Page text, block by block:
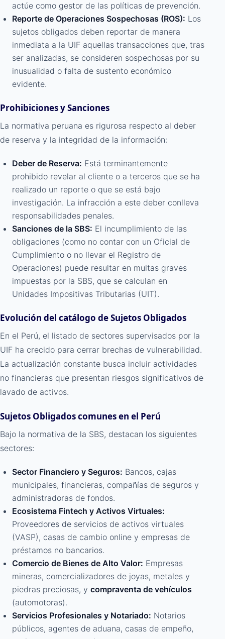
actúe como gestor de las políticas de prevención.
Reporte de Operaciones Sospechosas (ROS): Los
sujetos obligados deben reportar de manera
inmediata a la UIF aquellas transacciones que, tras
ser analizadas, se consideren sospechosas por su
inusualidad o falta de sustento económico
evidente.
Prohibiciones y Sanciones
La normativa peruana es rigurosa respecto al deber
de reserva y la integridad de la información:
Deber de Reserva: Está terminantemente
prohibido revelar al cliente o a terceros que se ha
realizado un reporte o que se está bajo
investigación. La infracción a este deber conlleva
responsabilidades penales.
Sanciones de la SBS: El incumplimiento de las
obligaciones (como no contar con un Oficial de
Cumplimiento o no llevar el Registro de
Operaciones) puede resultar en multas graves
impuestas por la SBS, que se calculan en
Unidades Impositivas Tributarias (UIT).
Evolución del catálogo de Sujetos Obligados
En el Perú, el listado de sectores supervisados por la
UIF ha crecido para cerrar brechas de vulnerabilidad.
La actualización constante busca incluir actividades
no financieras que presentan riesgos significativos de
lavado de activos.
Sujetos Obligados comunes en el Perú
Bajo la normativa de la SBS, destacan los siguientes
sectores:
Sector Financiero y Seguros: Bancos, cajas
municipales, financieras, compañías de seguros y
administradoras de fondos.
Ecosistema Fintech y Activos Virtuales:
Proveedores de servicios de activos virtuales
(VASP), casas de cambio online y empresas de
préstamos no bancarios.
Comercio de Bienes de Alto Valor: Empresas
mineras, comercializadores de joyas, metales y
piedras preciosas, y compraventa de vehículos
(automotoras).
Servicios Profesionales y Notariado: Notarios
públicos, agentes de aduana, casas de empeño,